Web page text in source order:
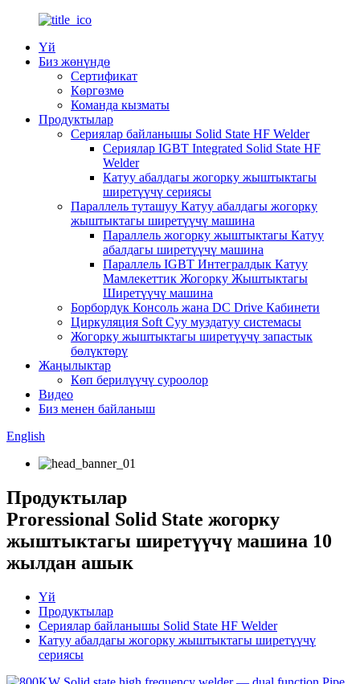
Үй
Биз жөнүндө
Сертификат
Көргөзмө
Команда кызматы
Продуктылар
Сериялар байланышы Solid State HF Welder
Сериялар IGBT Integrated Solid State HF
Welder
Катуу абалдагы жогорку жыштыктагы
ширетүүчү сериясы
Параллель туташуу Катуу абалдагы жогорку
жыштыктагы ширетүүчү машина
Параллель жогорку жыштыктагы Катуу
абалдагы ширетүүчү машина
Параллель IGBT Интегралдык Катуу
Мамлекеттик Жогорку Жыштыктагы
Ширетүүчү машина
Борбордук Консоль жана DC Drive Кабинети
Циркуляция Soft Суу муздатуу системасы
Жогорку жыштыктагы ширетүүчү запастык
бөлүктөрү
Жаңылыктар
Көп берилүүчү суроолор
Видео
Биз менен байланыш
English
Продуктылар
Proressional Solid State жогорку
жыштыктагы ширетүүчү машина 10
жылдан ашык
Үй
Продуктылар
Сериялар байланышы Solid State HF Welder
Катуу абалдагы жогорку жыштыктагы ширетүүчү
сериясы